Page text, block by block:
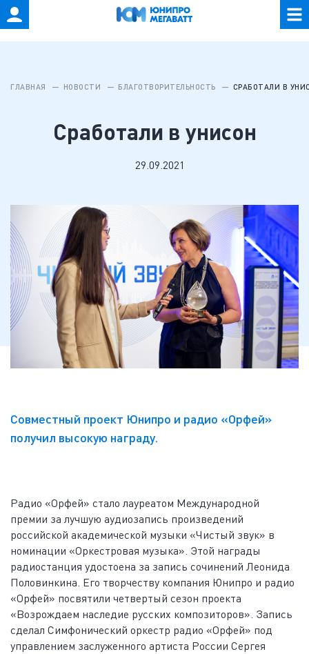
ГЛАВНАЯ НОВОСТИ БЛАГОТВОРИТЕЛЬНОСТЬ СРАБОТАЛИ В
Сработали в унисон
29.09.2021
Совместный проект Юнипро и радио «Орфей»
получил высокую награду.
Радио «Орфей» стало лауреатом Международной
премии за лучшую аудиозапись произведений
российской академической музыки «Чистый звук» в
номинации «Оркестровая музыка». Этой награды
радиостанция удостоена за запись сочинений Леонида
Половинкина. Его творчеству компания Юнипро и радио
«Орфей» посвятили четвертый сезон проекта
«Возрождаем наследие русских композиторов». Запись
сделал Симфонический оркестр радио «Орфей» под
управлением заслуженного артиста России Сергея